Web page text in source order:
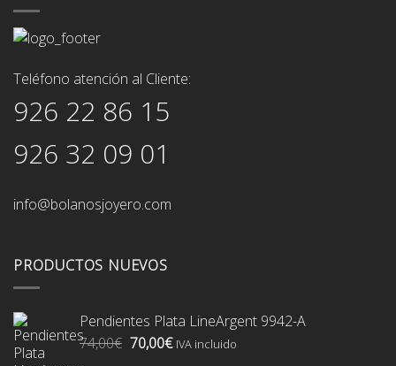
Teléfono atención al Cliente:
926 22 86 15
926 32 09 01
info@bolanosjoyero.com
PRODUCTOS NUEVOS
Pendientes Plata LineArgent 9942-A
74,00€ El
70,00€ElIVA incluido